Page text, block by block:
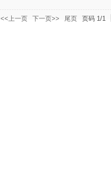
<<上一页 下一页>> 尾页 页码 1/1